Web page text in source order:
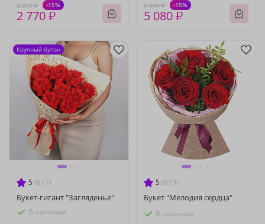
3 260 ₽ -15%
2 770 ₽
5 980 ₽ -15%
5 080 ₽
5 (677)
Букет-гигант "Загляденье"
В наличии
Крупный бутон
5 (819)
Букет "Мелодия сердца"
В наличии